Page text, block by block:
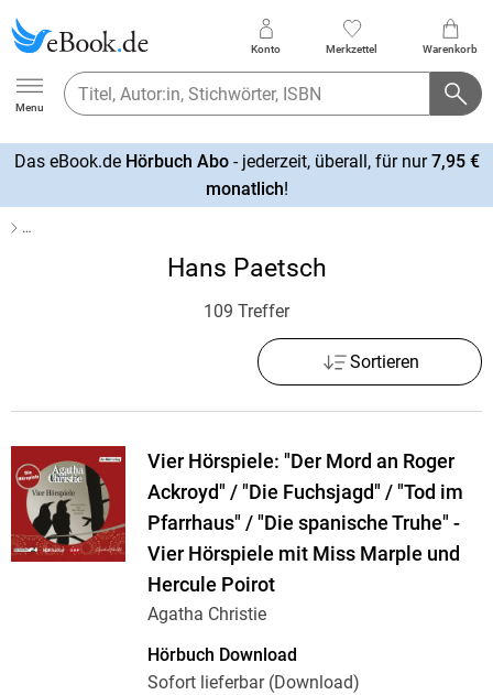
Ebook.de
Menu
Konto Merkzettel Warenkorb
Das eBook.de Hörbuch Abo- jederzeit, überall, für nur7,95 €
monatlich!
…
Hans Paetsch
109 Treffer
Sortieren
Vier Hörspiele: "Der Mord an Roger
Ackroyd" / "Die Fuchsjagd" / "Tod im
Pfarrhaus" / "Die spanische Truhe" -
Vier Hörspiele mit Miss Marple und
Hercule Poirot
Agatha Christie
Hörbuch Download
Sofort lieferbar (Download)